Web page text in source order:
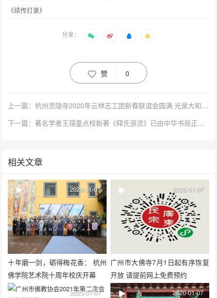
《续传灯录》
分享：
赞 0
上一篇：杭州灵隐寺2020年云林志工团新春联谊会圆满 光泉大和尚现场送上祝福
下一篇：著名学者王孺童点校新著《释氏源流》已由中华书局正式出版发行
相关文章
十年磨一剑，砺得梅花香： 杭州
佛学院艺术院十周年校庆开幕
2020-01-07
广州市大佛寺7月1日起有序恢复
开放 请提前网上免费预约
2020-01-07
2020-01-07 2020-01-07